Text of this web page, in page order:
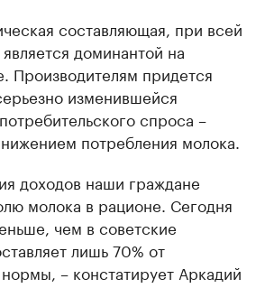
составляющая, при всей
доминантой на
Производителям придется
изменившейся
спроса –
потребления молока.
доходов наши граждане
молока в рационе. Сегодня
чем в советские
лишь 70% от
– констатирует Аркадий